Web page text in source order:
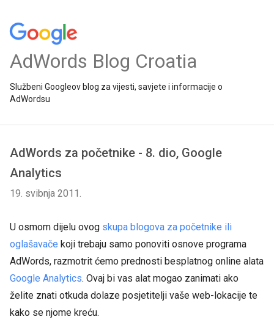
AdWords Blog Croatia
Službeni Googleov blog za vijesti, savjete i informacije o
AdWordsu
AdWords za početnike - 8. dio, Google
Analytics
19. svibnja 2011.
U osmom dijelu ovog skupa blogova za početnike ili
oglašavače koji trebaju samo ponoviti osnove programa
AdWords, razmotrit ćemo prednosti besplatnog online alata
Google Analytics. Ovaj bi vas alat mogao zanimati ako
želite znati otkuda dolaze posjetitelji vaše web-lokacije te
kako se njome kreću.